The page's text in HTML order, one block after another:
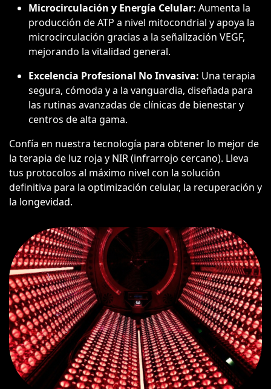
Microcirculación y Energía Celular: Aumenta la
producción de ATP a nivel mitocondrial y apoya la
microcirculación gracias a la señalización VEGF,
mejorando la vitalidad general.
Excelencia Profesional No Invasiva: Una terapia
segura, cómoda y a la vanguardia, diseñada para
las rutinas avanzadas de clínicas de bienestar y
centros de alta gama.
Confía en nuestra tecnología para obtener lo mejor de
la terapia de luz roja y NIR (infrarrojo cercano). Lleva
tus protocolos al máximo nivel con la solución
definitiva para la optimización celular, la recuperación y
la longevidad.